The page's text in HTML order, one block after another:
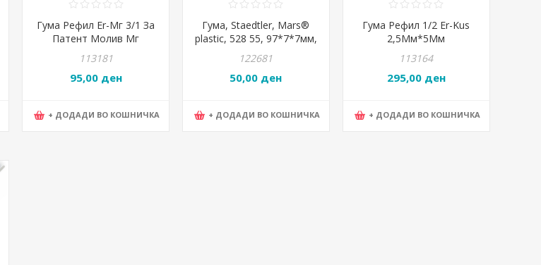
Гума Рефил Er-Мг 3/1 За
Патент Молив Мг
113181
95,00 ден
+ ДОДАДИ ВО КОШНИЧКА
Гума, Staedtler, Mars®
plastic, 528 55, 97*7*7мм,
122681
50,00 ден
+ ДОДАДИ ВО КОШНИЧКА
Гума Рефил 1/2 Er-Kus
2,5Мм*5Мм
113164
295,00 ден
+ ДОДАДИ ВО КОШНИЧКА